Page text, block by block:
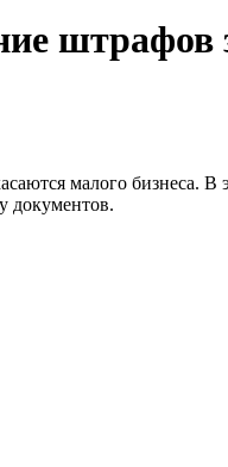
малого бизнеса. В
документов.